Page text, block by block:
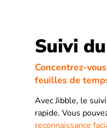
Suivi
Concentrez-
feuilles de
Avec Jibble, le
rapide. Vous
reconnaissance